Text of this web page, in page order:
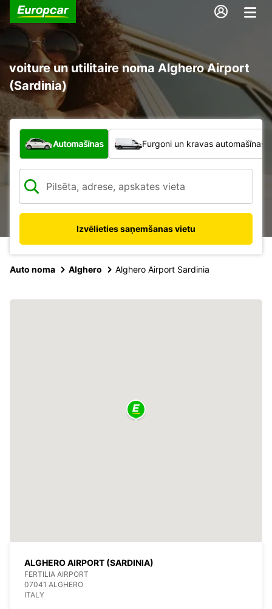
voiture un utilitaire noma Alghero Airport
(Sardinia)
Kāda veida transportlīdzeklis?
Automašīnas Furgoni un kravas automašīnas
Izvēlieties saņemšanas vietu
Auto noma Alghero Alghero Airport Sardinia
ALGHERO AIRPORT (SARDINIA)
FERTILIA AIRPORT
07041 ALGHERO
ITALY